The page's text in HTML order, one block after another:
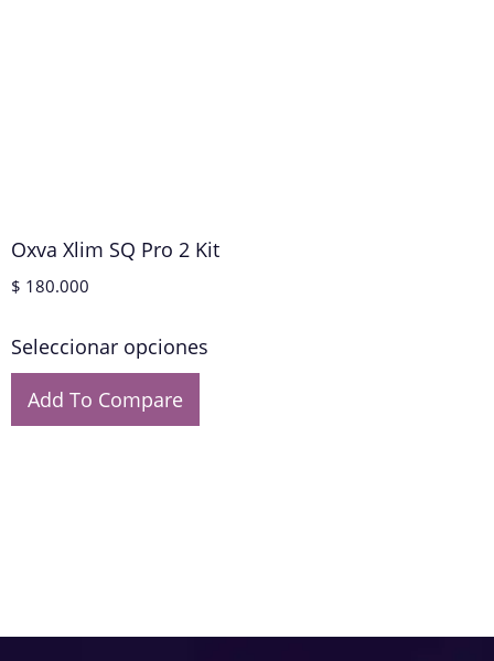
Oxva Xlim SQ Pro 2 Kit
$ 180.000
Seleccionar opciones
Add To Compare